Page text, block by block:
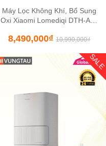
Máy Lọc Không Khí, Bổ Sung
Oxi Xiaomi Lomediqi DTH-A03
8,490,000₫ 10,990,000₫
SALE